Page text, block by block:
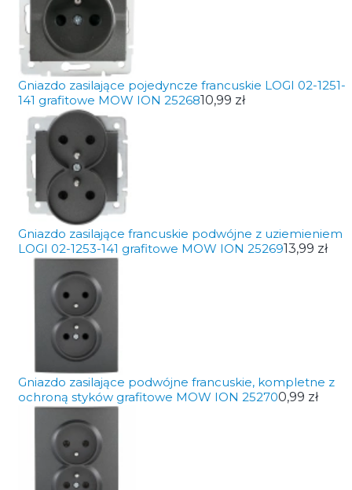
Gniazdo zasilające pojedyncze francuskie LOGI 02-1251-
141 grafitowe MOW ION 2526810,99 zł
Gniazdo zasilające francuskie podwójne z uziemieniem
LOGI 02-1253-141 grafitowe MOW ION 2526913,99 zł
Gniazdo zasilające podwójne francuskie, kompletne z
ochroną styków grafitowe MOW ION 252700,99 zł